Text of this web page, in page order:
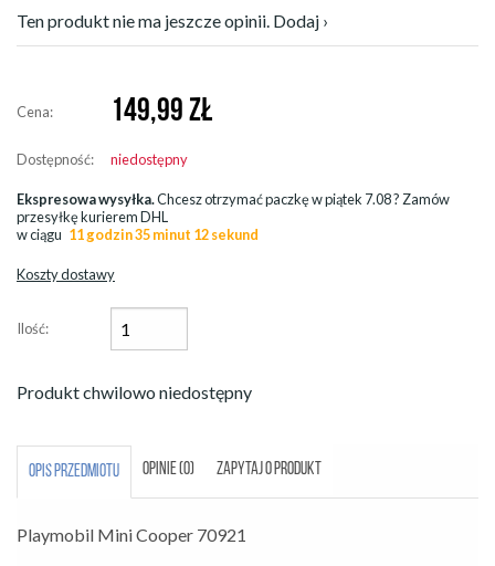
Ten produkt nie ma jeszcze opinii. Dodaj ›
Cena: 149,99 ZŁ
Dostępność: niedostępny
Ekspresowa wysyłka.Chcesz otrzymać paczkę wpiątek 7.08? Zamów
przesyłkę kurierem DHL
w ciągu 11 godzin 35 minut 10 sekund
Koszty dostawy
Ilość:
Produkt chwilowo niedostępny
OPIS PRZEDMIOTU OPINIE (0) ZAPYTAJ O PRODUKT
Playmobil Mini Cooper 70921